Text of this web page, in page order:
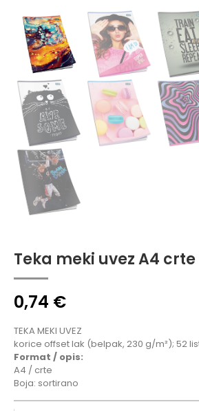
Teka meki uvez A4
0,74 €
TEKA MEKI UVEZ
korice offset lak (belpak, 230 g/m²); 52
Format / opis:
A4 / crte
Boja: sortirano